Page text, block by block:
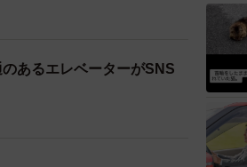
あるエレベーターがSNS